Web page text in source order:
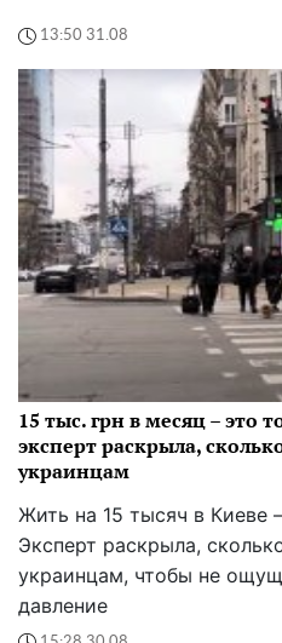
15 тыс. грн в месяц – это
эксперт раскрыла,
украинцам
Жить на 15 тысяч в Киеве
Эксперт раскрыла,
украинцам, чтобы не
давление